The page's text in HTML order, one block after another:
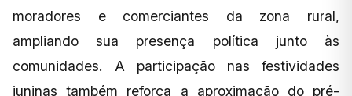
moradores e comerciantes da zona rural,
ampliando sua presença política junto às
comunidades. A participação nas festividades
juninas também reforça a aproximação do pré-